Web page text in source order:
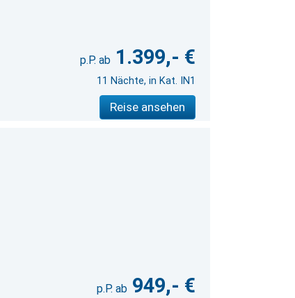
1.399,- €
11 Nächte, in Kat. IN1
Reise ansehen
949,- €